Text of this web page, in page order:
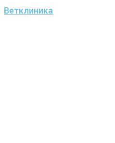
Ветклиника